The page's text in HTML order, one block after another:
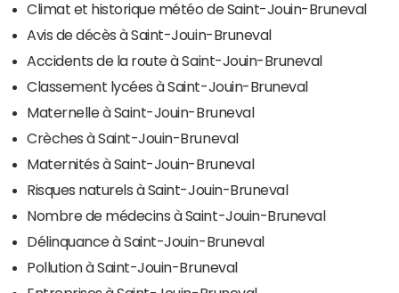
Climat et historique météo de Saint-Jouin-Bruneval
Avis de décès à Saint-Jouin-Bruneval
Accidents de la route à Saint-Jouin-Bruneval
Classement lycées à Saint-Jouin-Bruneval
Maternelle à Saint-Jouin-Bruneval
Crèches à Saint-Jouin-Bruneval
Maternités à Saint-Jouin-Bruneval
Risques naturels à Saint-Jouin-Bruneval
Nombre de médecins à Saint-Jouin-Bruneval
Délinquance à Saint-Jouin-Bruneval
Pollution à Saint-Jouin-Bruneval